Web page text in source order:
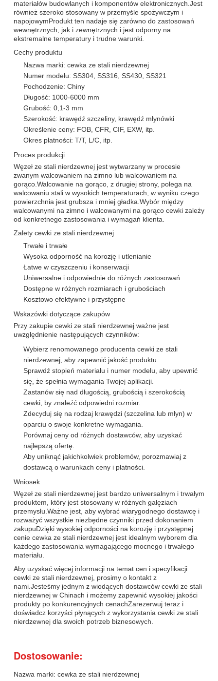
materiałów budowlanych i komponentów elektronicznych.Jest
również szeroko stosowany w przemyśle spożywczym i
napojowymProdukt ten nadaje się zarówno do zastosowań
wewnętrznych, jak i zewnętrznych i jest odporny na
ekstremalne temperatury i trudne warunki.
Cechy produktu
Nazwa marki: cewka ze stali nierdzewnej
Numer modelu: SS304, SS316, SS430, SS321
Pochodzenie: Chiny
Długość: 1000-6000 mm
Grubość: 0,1-3 mm
Szerokość: krawędź szczeliny, krawędź młynówki
Określenie ceny: FOB, CFR, CIF, EXW, itp.
Okres płatności: T/T, L/C, itp.
Proces produkcji
Węzeł ze stali nierdzewnej jest wytwarzany w procesie
zwanym walcowaniem na zimno lub walcowaniem na
gorąco.Walcowanie na gorąco, z drugiej strony, polega na
walcowaniu stali w wysokich temperaturach, w wyniku czego
powierzchnia jest grubsza i mniej gładka.Wybór między
walcowanymi na zimno i walcowanymi na gorąco cewki zależy
od konkretnego zastosowania i wymagań klienta.
Zalety cewki ze stali nierdzewnej
Trwałe i trwałe
Wysoka odporność na korozję i utlenianie
Łatwe w czyszczeniu i konserwacji
Uniwersalne i odpowiednie do różnych zastosowań
Dostępne w różnych rozmiarach i grubościach
Kosztowo efektywne i przystępne
Wskazówki dotyczące zakupów
Przy zakupie cewki ze stali nierdzewnej ważne jest
uwzględnienie następujących czynników:
Wybierz renomowanego producenta cewki ze stali
nierdzewnej, aby zapewnić jakość produktu.
Sprawdź stopień materiału i numer modelu, aby upewnić
się, że spełnia wymagania Twojej aplikacji.
Zastanów się nad długością, grubością i szerokością
cewki, by znaleźć odpowiedni rozmiar.
Zdecyduj się na rodzaj krawędzi (szczelina lub młyn) w
oparciu o swoje konkretne wymagania.
Porównaj ceny od różnych dostawców, aby uzyskać
najlepszą ofertę.
Aby uniknąć jakichkolwiek problemów, porozmawiaj z
dostawcą o warunkach ceny i płatności.
Wniosek
Węzeł ze stali nierdzewnej jest bardzo uniwersalnym i trwałym
produktem, który jest stosowany w różnych gałęziach
przemysłu.Ważne jest, aby wybrać wiarygodnego dostawcę i
rozważyć wszystkie niezbędne czynniki przed dokonaniem
zakupuDzięki wysokiej odporności na korozję i przystępnej
cenie cewka ze stali nierdzewnej jest idealnym wyborem dla
każdego zastosowania wymagającego mocnego i trwałego
materiału.
Aby uzyskać więcej informacji na temat cen i specyfikacji
cewki ze stali nierdzewnej, prosimy o kontakt z
nami.Jesteśmy jednym z wiodących dostawców cewki ze stali
nierdzewnej w Chinach i możemy zapewnić wysokiej jakości
produkty po konkurencyjnych cenachZarezerwuj teraz i
doświadcz korzyści płynących z wykorzystania cewki ze stali
nierdzewnej dla swoich potrzeb biznesowych.
Dostosowanie:
Nazwa marki: cewka ze stali nierdzewnej